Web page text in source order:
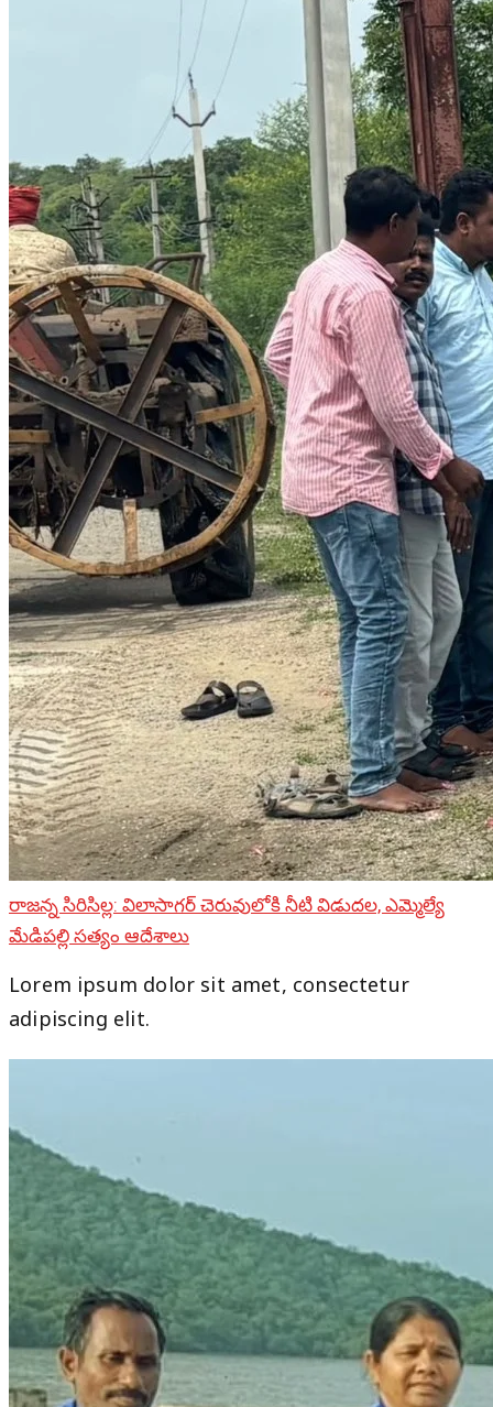
రాజన్న సిరిసిల్ల: విలాసాగర్ చెరువులోకి నీటి విడుదల, ఎమ్మెల్యే
మేడిపల్లి సత్యం ఆదేశాలు
Lorem ipsum dolor sit amet, consectetur
adipiscing elit.